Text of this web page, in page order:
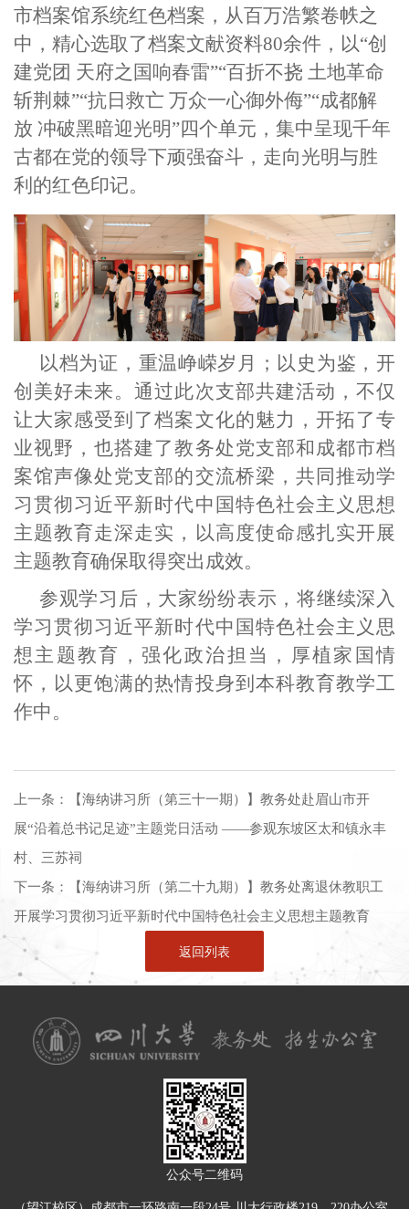
市档案馆系统红色档案，从百万浩繁卷帙之
中，精心选取了档案文献资料80余件，以“创
建党团 天府之国响春雷”“百折不挠 土地革命
斩荆棘”“抗日救亡 万众一心御外侮”“成都解
放 冲破黑暗迎光明”四个单元，集中呈现千年
古都在党的领导下顽强奋斗，走向光明与胜
利的红色印记。
以档为证，重温峥嵘岁月；以史为鉴，开
创美好未来。通过此次支部共建活动，不仅
让大家感受到了档案文化的魅力，开拓了专
业视野，也搭建了教务处党支部和成都市档
案馆声像处党支部的交流桥梁，共同推动学
习贯彻习近平新时代中国特色社会主义思想
主题教育走深走实，以高度使命感扎实开展
主题教育确保取得突出成效。
参观学习后，大家纷纷表示，将继续深入
学习贯彻习近平新时代中国特色社会主义思
想主题教育，强化政治担当，厚植家国情
怀，以更饱满的热情投身到本科教育教学工
作中。
上一条：
【海纳讲习所（第三十一期）】教务处赴眉山市开
展“沿着总书记足迹”主题党日活动 ——参观东坡区太和镇永丰
村、三苏祠
下一条：
【海纳讲习所（第二十九期）】教务处离退休教职工
开展学习贯彻习近平新时代中国特色社会主义思想主题教育
返回列表
公众号二维码